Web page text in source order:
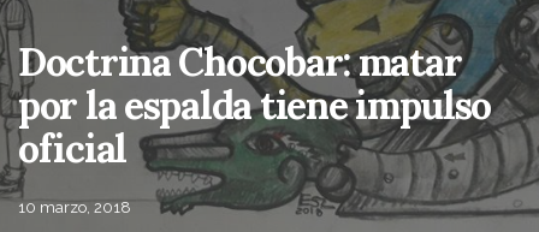
Doctrina Chocobar: matar
por la espalda tiene impulso
oficial
10 marzo, 2018